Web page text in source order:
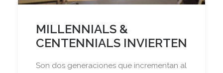
MILLENNIALS &
CENTENNIALS INVIERTEN
Son dos generaciones que incrementan al